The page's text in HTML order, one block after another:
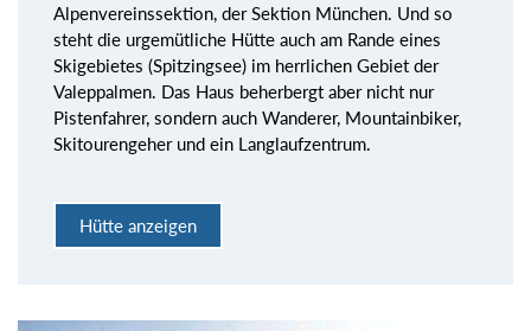
Alpenvereinssektion, der Sektion München. Und so
steht die urgemütliche Hütte auch am Rande eines
Skigebietes (Spitzingsee) im herrlichen Gebiet der
Valeppalmen. Das Haus beherbergt aber nicht nur
Pistenfahrer, sondern auch Wanderer, Mountainbiker,
Skitourengeher und ein Langlaufzentrum.
Hütte anzeigen